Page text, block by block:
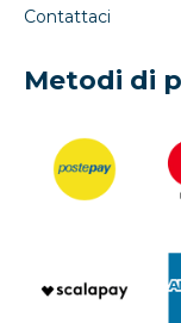
Contattaci
Metodi di